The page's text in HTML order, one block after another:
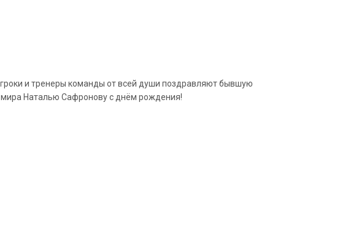
и тренеры команды от всей души поздравляют бывшую
Наталью Сафронову с днём рождения!